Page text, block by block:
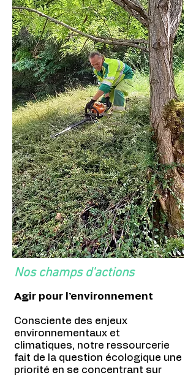
Nos champs d'actions
Agir pour l’environnement
Consciente des enjeux
environnementaux et
climatiques, notre ressourcerie
fait de la question écologique une
priorité en se concentrant sur